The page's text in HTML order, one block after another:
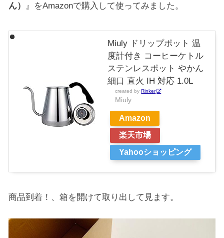
ん） 』をAmazonで購入して使ってみました。
Miuly ドリップポット 温
度計付き コーヒーケトル
ステンレスポット やかん
細口 直火 IH 対応 1.0L
created byRinker
Miuly
Amazon
楽天市場
Yahooショッピング
商品到着！、箱を開けて取り出して見ます。